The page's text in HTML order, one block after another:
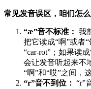
常见发音误区，咱们怎
“æ”音不标准： 我
把它读成“啊”或者
“car-rot”；如果读
会让发音听起来不
“啊”和“哎”之间，
“r”音不到位： “r”